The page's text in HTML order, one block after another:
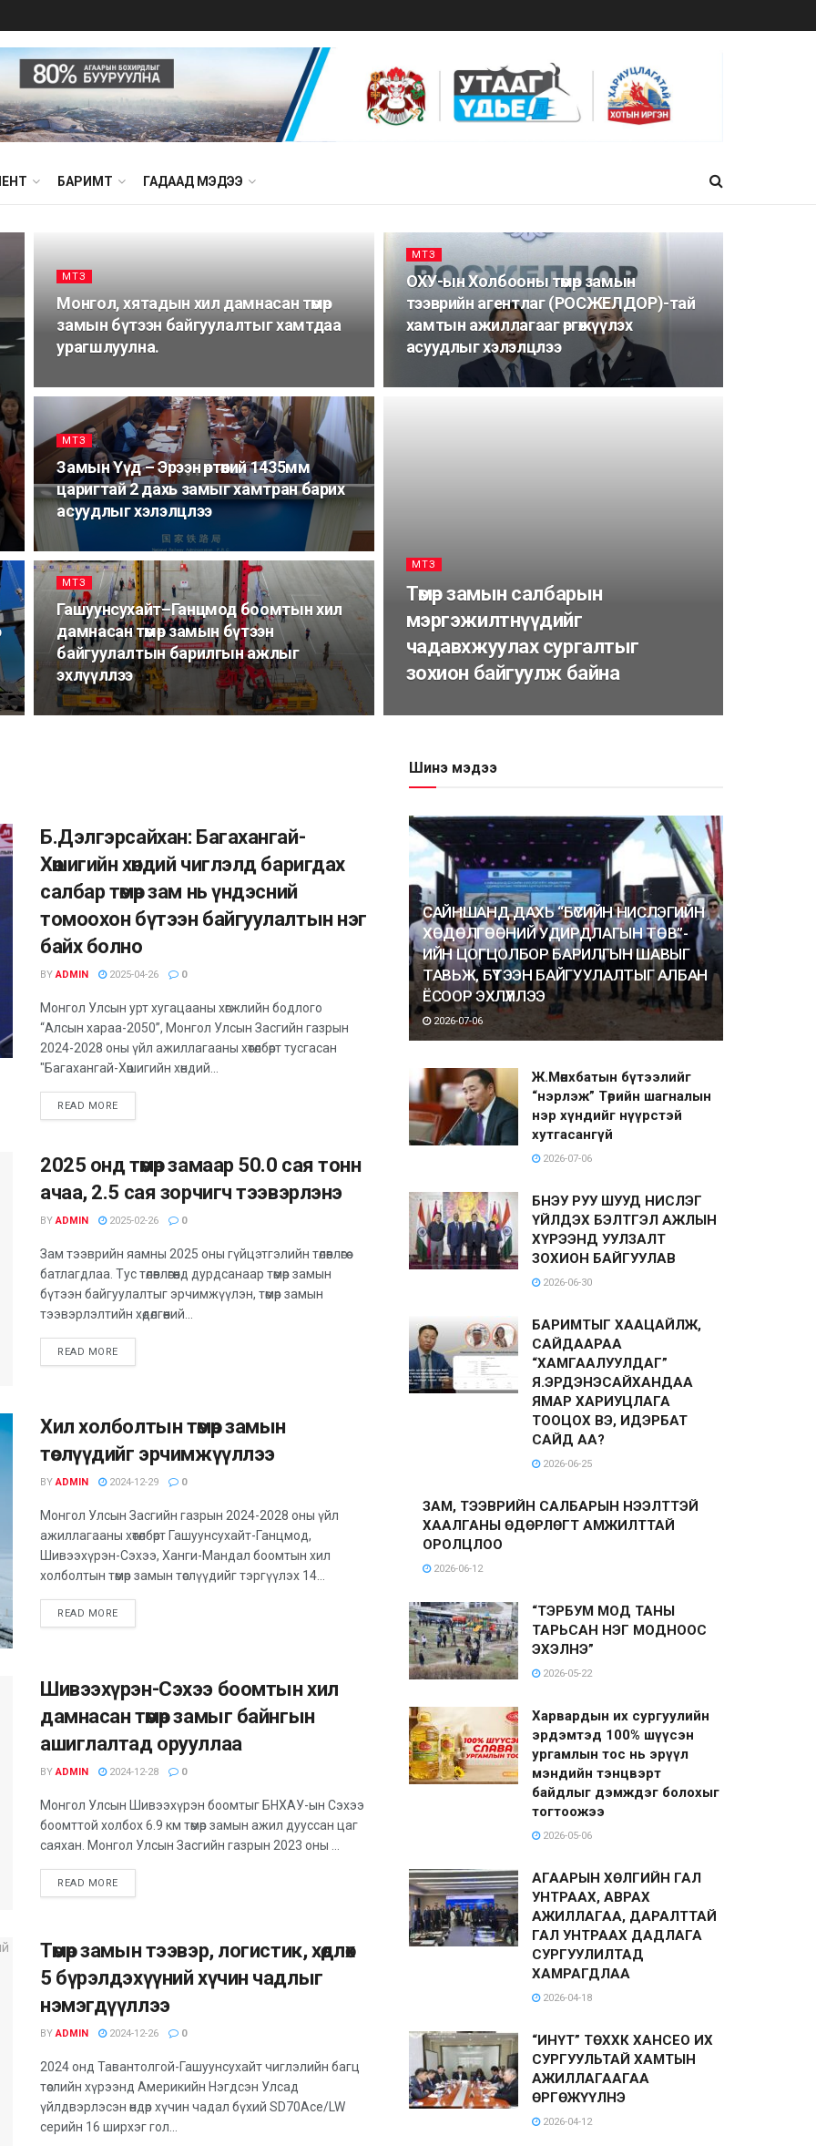
БАРИМТ ГАДААД МЭДЭЭ
МТЗ
Монгол, хятадын хил дамнасан төмөр
замын бүтээн байгуулалтыг хамтдаа
урагшлуулна.
МТЗ
ОХУ-ын Холбооны төмөр замын
тээврийн агентлаг (РОСЖЕЛДОР)-тай
хамтын ажиллагааг өргөжүүлэх
асуудлыг хэлэлцлээ
МТЗ
Замын Үүд – Эрээн өртөөний 1435мм
царигтай 2 дахь замыг хамтран барих
асуудлыг хэлэлцлээ
МТЗ
Төмөр замын салбарын
мэргэжилтнүүдийг
чадавхжуулах сургалтыг
зохион байгуулж байна
МТЗ
Гашуунсухайт–Ганцмод боомтын хил
дамнасан төмөр замын бүтээн
байгуулалтын барилгын ажлыг
эхлүүллээ
Б.Дэлгэрсайхан: Багахангай-
Хөшигийн хөндий чиглэлд баригдах
салбар төмөр зам нь үндэсний
томоохон бүтээн байгуулалтын нэг
байх болно
BY ADMIN 2025-04-26 0
Монгол Улсын урт хугацааны хөгжлийн бодлого
“Алсын хараа-2050”, Монгол Улсын Засгийн газрын
2024-2028 оны үйл ажиллагааны хөтөлбөрт тусгасан
"Багахангай-Хөшигийн хөндий...
READ MOREDETAILS
2025 онд төмөр замаар 50.0 сая тонн
ачаа, 2.5 сая зорчигч тээвэрлэнэ
BY ADMIN 2025-02-26 0
Зам тээврийн яамны 2025 оны гүйцэтгэлийн төлөвлөгөө
батлагдлаа. Тус төлөвлөгөөнд дурдсанаар төмөр замын
бүтээн байгуулалтыг эрчимжүүлэн, төмөр замын
тээвэрлэлтийн хөдөлгөөний...
READ MOREDETAILS
Хил холболтын төмөр замын
төслүүдийг эрчимжүүллээ
BY ADMIN 2024-12-29 0
Монгол Улсын Засгийн газрын 2024-2028 оны үйл
ажиллагааны хөтөлбөрт Гашуунсухайт-Ганцмод,
Шивээхүрэн-Сэхээ, Ханги-Мандал боомтын хил
холболтын төмөр замын төслүүдийг тэргүүлэх 14...
READ MOREDETAILS
Шивээхүрэн-Сэхээ боомтын хил
дамнасан төмөр замыг байнгын
ашиглалтад орууллаа
BY ADMIN 2024-12-28 0
Монгол Улсын Шивээхүрэн боомтыг БНХАУ-ын Сэхээ
боомттой холбох 6.9 км төмөр замын ажил дууссан цаг
саяхан. Монгол Улсын Засгийн газрын 2023 оны ...
READ MOREDETAILS
Төмөр замын тээвэр, логистик, хөдлөх
5 бүрэлдэхүүний хүчин чадлыг
нэмэгдүүллээ
BY ADMIN 2024-12-26 0
2024 онд Тавантолгой-Гашуунсухайт чиглэлийн багц
төслийн хүрээнд Америкийн Нэгдсэн Улсад
үйлдвэрлэсэн өндөр хүчин чадал бүхий SD70Ace/LW
серийн 16 ширхэг гол...
Шинэ мэдээ
САЙНШАНД ДАХЬ “БҮСИЙН НИСЛЭГИЙН
ХӨДӨЛГӨӨНИЙ УДИРДЛАГЫН ТӨВ”-
ИЙН ЦОГЦОЛБОР БАРИЛГЫН ШАВЫГ
ТАВЬЖ, БҮТЭЭН БАЙГУУЛАЛТЫГ АЛБАН
ЁСООР ЭХЛҮҮЛЛЭЭ
2026-07-06
Ж.Мөнхбатын бүтээлийг
“нэрлэж” Төрийн шагналын
нэр хүндийг нүүрстэй
хутгасангүй
2026-07-06
БНЭУ РУУ ШУУД НИСЛЭГ
ҮЙЛДЭХ БЭЛТГЭЛ АЖЛЫН
ХҮРЭЭНД УУЛЗАЛТ
ЗОХИОН БАЙГУУЛАВ
2026-06-30
БАРИМТЫГ ХААЦАЙЛЖ,
САЙДААРАА
“ХАМГААЛУУЛДАГ”
Я.ЭРДЭНЭСАЙХАНДАА
ЯМАР ХАРИУЦЛАГА
ТООЦОХ ВЭ, ИДЭРБАТ
САЙД АА?
2026-06-25
ЗАМ, ТЭЭВРИЙН САЛБАРЫН НЭЭЛТТЭЙ
ХААЛГАНЫ ӨДӨРЛӨГТ АМЖИЛТТАЙ
ОРОЛЦЛОО
2026-06-12
“ТЭРБУМ МОД ТАНЫ
ТАРЬСАН НЭГ МОДНООС
ЭХЭЛНЭ”
2026-05-22
Харвардын их сургуулийн
эрдэмтэд 100% шүүсэн
ургамлын тос нь эрүүл
мэндийн тэнцвэрт
байдлыг дэмждэг болохыг
тогтоожээ
2026-05-06
АГААРЫН ХӨЛГИЙН ГАЛ
УНТРААХ, АВРАХ
АЖИЛЛАГАА, ДАРАЛТТАЙ
ГАЛ УНТРААХ ДАДЛАГА
СУРГУУЛИЛТАД
ХАМРАГДЛАА
2026-04-18
“ИНҮТ” ТӨХХК ХАНСЕО ИХ
СУРГУУЛЬТАЙ ХАМТЫН
АЖИЛЛАГААГАА
ӨРГӨЖҮҮЛНЭ
2026-04-12